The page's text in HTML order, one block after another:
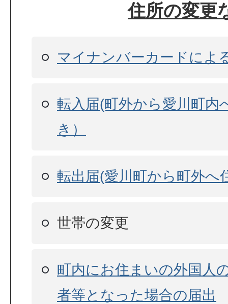
住所の変更
マイナンバーカードによ
転入届(町外から愛川町内
き）
転出届(愛川町から町外へ
世帯の変更
町内にお住まいの外国人
者等となった場合の届出